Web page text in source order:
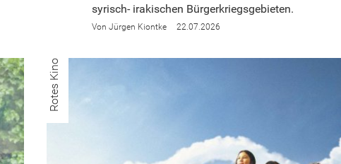
syrisch- irakischen Bürgerkriegsgebieten.
Jürgen Kiontke 22.07.2026
Rotes Kino